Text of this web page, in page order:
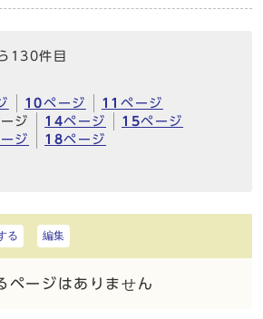
130件目
10ページ 11ページ
ジ 14ページ 15ページ
ジ 18ページ
る 編集
ページはありません